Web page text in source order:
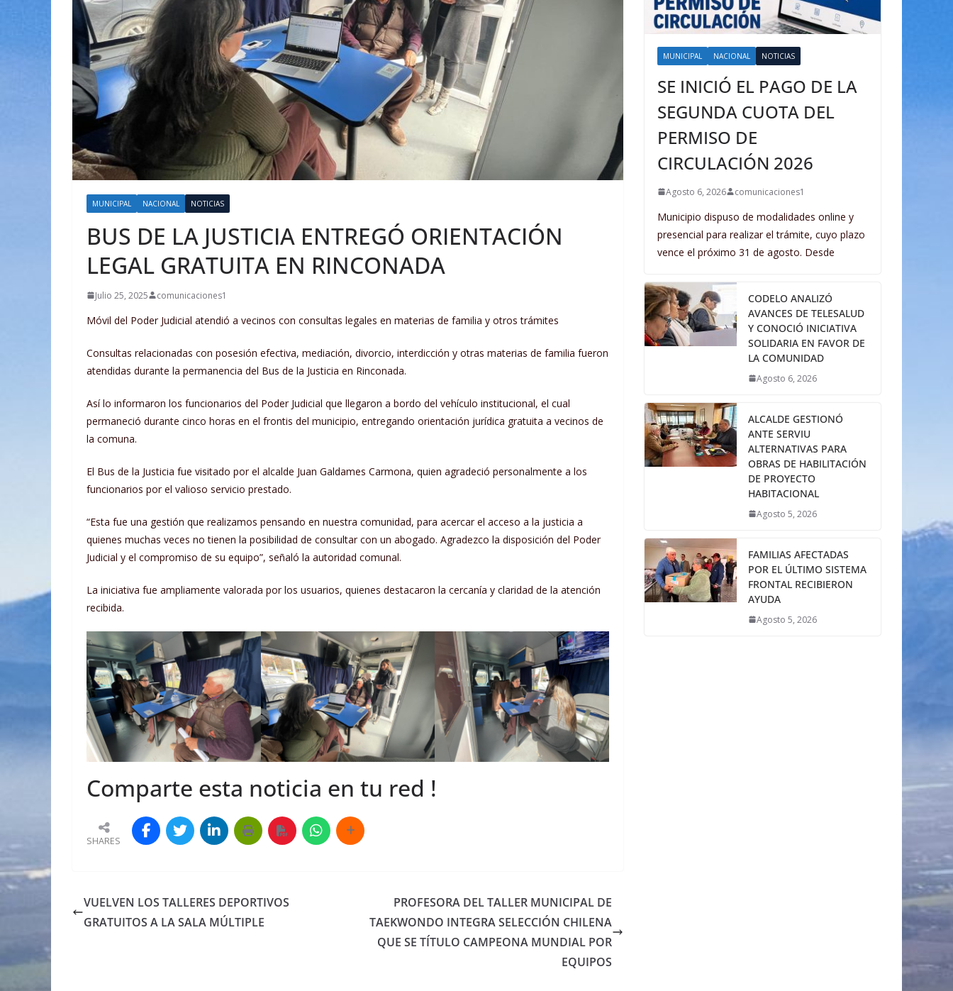
MUNICIPAL NACIONAL NOTICIAS
BUS DE LA JUSTICIA ENTREGÓ ORIENTACIÓN
LEGAL GRATUITA EN RINCONADA
Julio 25, 2025 comunicaciones1
Móvil del Poder Judicial atendió a vecinos con consultas legales en materias de familia y otros trámites
Consultas relacionadas con posesión efectiva, mediación, divorcio, interdicción y otras materias de familia fueron
atendidas durante la permanencia del Bus de la Justicia en Rinconada.
Así lo informaron los funcionarios del Poder Judicial que llegaron a bordo del vehículo institucional, el cual
permaneció durante cinco horas en el frontis del municipio, entregando orientación jurídica gratuita a vecinos de
la comuna.
El Bus de la Justicia fue visitado por el alcalde Juan Galdames Carmona, quien agradeció personalmente a los
funcionarios por el valioso servicio prestado.
“Esta fue una gestión que realizamos pensando en nuestra comunidad, para acercar el acceso a la justicia a
quienes muchas veces no tienen la posibilidad de consultar con un abogado. Agradezco la disposición del Poder
Judicial y el compromiso de su equipo”, señaló la autoridad comunal.
La iniciativa fue ampliamente valorada por los usuarios, quienes destacaron la cercanía y claridad de la atención
recibida.
Comparte esta noticia en tu red !
SHARES
VUELVEN LOS TALLERES DEPORTIVOS
GRATUITOS A LA SALA MÚLTIPLE
PROFESORA DEL TALLER MUNICIPAL DE
TAEKWONDO INTEGRA SELECCIÓN CHILENA
QUE SE TÍTULO CAMPEONA MUNDIAL POR
EQUIPOS
MUNICIPAL NACIONAL NOTICIAS
SE INICIÓ EL PAGO DE LA
SEGUNDA CUOTA DEL
PERMISO DE
CIRCULACIÓN 2026
Agosto 6, 2026 comunicaciones1
Municipio dispuso de modalidades online y
presencial para realizar el trámite, cuyo plazo
vence el próximo 31 de agosto. Desde
CODELO ANALIZÓ
AVANCES DE TELESALUD
Y CONOCIÓ INICIATIVA
SOLIDARIA EN FAVOR DE
LA COMUNIDAD
Agosto 6, 2026
ALCALDE GESTIONÓ
ANTE SERVIU
ALTERNATIVAS PARA
OBRAS DE HABILITACIÓN
DE PROYECTO
HABITACIONAL
Agosto 5, 2026
FAMILIAS AFECTADAS
POR EL ÚLTIMO SISTEMA
FRONTAL RECIBIERON
AYUDA
Agosto 5, 2026